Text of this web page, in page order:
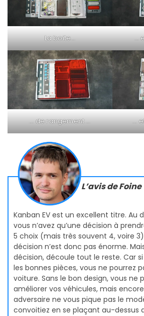
La boite… …
… de rangement … …
L’avis de Foine
Kanban EV est un excellent titre. Au
vous n’avez qu’une décision à
5 choix (mais très souvent 4, voire
décision n’est donc pas énorme.
décision, découle tout le reste. Car si
les bonnes pièces, vous ne pourrez
voiture. Sans le bon design, vous ne
améliorer vos véhicules, mais
adversaire ne vous pique pas le
convoitiez en se plaçant au-dessus